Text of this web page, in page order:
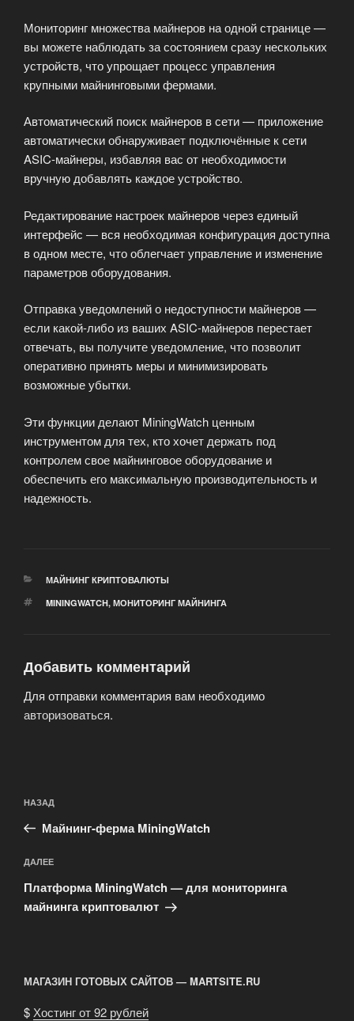
Мониторинг множества майнеров на одной странице —
вы можете наблюдать за состоянием сразу нескольких
устройств, что упрощает процесс управления
крупными майнинговыми фермами.
Автоматический поиск майнеров в сети — приложение
автоматически обнаруживает подключённые к сети
ASIC-майнеры, избавляя вас от необходимости
вручную добавлять каждое устройство.
Редактирование настроек майнеров через единый
интерфейс — вся необходимая конфигурация доступна
в одном месте, что облегчает управление и изменение
параметров оборудования.
Отправка уведомлений о недоступности майнеров —
если какой-либо из ваших ASIC-майнеров перестает
отвечать, вы получите уведомление, что позволит
оперативно принять меры и минимизировать
возможные убытки.
Эти функции делают MiningWatch ценным
инструментом для тех, кто хочет держать под
контролем свое майнинговое оборудование и
обеспечить его максимальную производительность и
надежность.
РУБРИКИ
МАЙНИНГ КРИПТОВАЛЮТЫ
МЕТКИ
MININGWATCH, МОНИТОРИНГ МАЙНИНГА
Добавить комментарий
Для отправки комментария вам необходимо
авторизоваться.
по
записям
Предыдущая
запись:
НАЗАД
Майнинг-ферма MiningWatch
Следующая
запись
ДАЛЕЕ
Платформа MiningWatch — для мониторинга
майнинга криптовалют
МАГАЗИН ГОТОВЫХ САЙТОВ — MARTSITE.RU
$ Хостинг от 92 рублей